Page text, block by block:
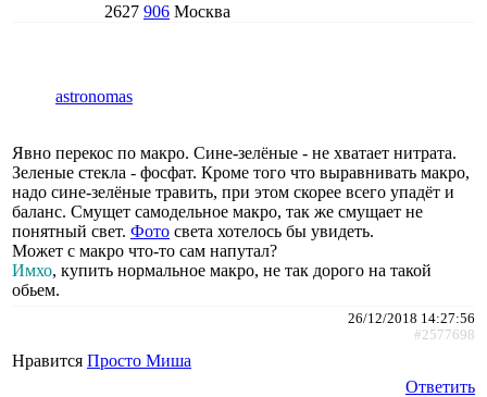
2627 906 Москва
astronomas
Явно перекос по макро. Сине-зелёные - не хватает нитрата.
Зеленые стекла - фосфат. Кроме того что выравнивать макро,
надо сине-зелёные травить, при этом скорее всего упадёт и
баланс. Смущет самодельное макро, так же смущает не
понятный свет. Фото света хотелось бы увидеть.
Может с макро что-то сам напутал?
Имхо, купить нормальное макро, не так дорого на такой
обьем.
26/12/2018 14:27:56
#2577698
Нравится Просто Миша
Ответить